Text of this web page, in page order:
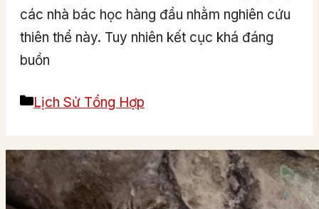
các nhà bác học hàng đầu nhằm nghiên cứu
thiên thể này. Tuy nhiên kết cục khá đáng
buồn
Categories
Lịch Sử Tổng Hợp